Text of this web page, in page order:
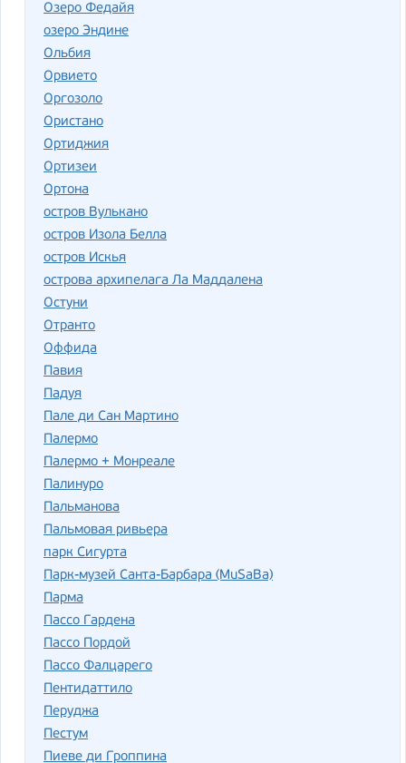
Озеро Федайя
озеро Эндине
Ольбия
Орвието
Оргозоло
Ористано
Ортиджия
Ортизеи
Ортона
остров Вулькано
остров Изола Белла
остров Искья
острова архипелага Ла Маддалена
Остуни
Отранто
Оффида
Павия
Падуя
Пале ди Сан Мартино
Палермо
Палермо + Монреале
Палинуро
Пальманова
Пальмовая ривьера
парк Сигурта
Парк-музей Санта-Барбара (MuSaBa)
Парма
Пассо Гардена
Пассо Пордой
Пассо Фалцарего
Пентидаттило
Перуджа
Пестум
Пиеве ди Гроппина